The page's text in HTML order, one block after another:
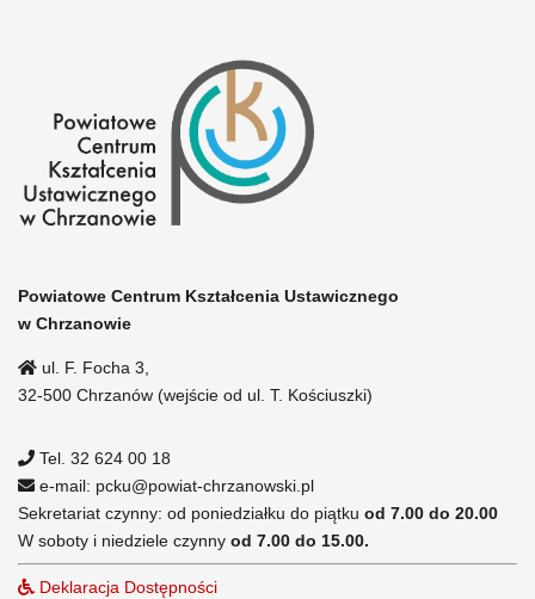
Powiatowe Centrum Kształcenia Ustawicznego
w Chrzanowie
ul. F. Focha 3,
32-500 Chrzanów (wejście od ul. T. Kościuszki)
Tel. 32 624 00 18
e-mail: pcku@powiat-chrzanowski.pl
Sekretariat czynny: od poniedziałku do piątku od 7.00 do 20.00
W soboty i niedziele czynny od 7.00 do 15.00.
Deklaracja Dostępności